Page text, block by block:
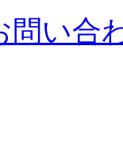
問い合